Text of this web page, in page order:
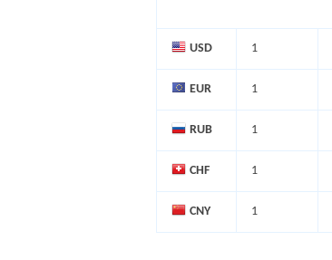
USD 1
EUR 1
RUB 1
CHF 1
CNY 1